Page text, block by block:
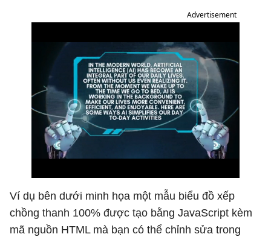
Advertisement
Ví dụ bên dưới minh họa một mẫu biểu đồ xếp
chồng thanh 100% được tạo bằng JavaScript kèm
mã nguồn HTML mà bạn có thể chỉnh sửa trong